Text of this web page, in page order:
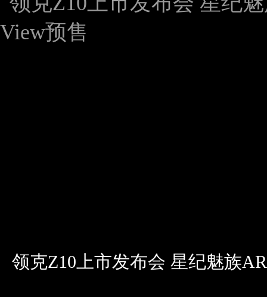
领克Z10上市发布会 星纪魅族